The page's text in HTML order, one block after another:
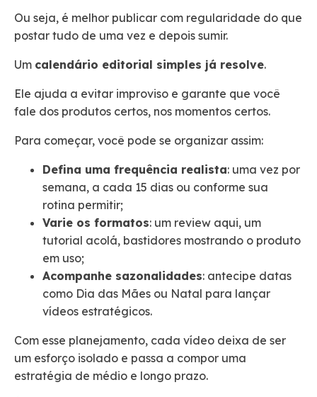
Ou seja, é melhor publicar com regularidade do que
postar tudo de uma vez e depois sumir.
Um calendário editorial simples já resolve.
Ele ajuda a evitar improviso e garante que você
fale dos produtos certos, nos momentos certos.
Para começar, você pode se organizar assim:
Defina uma frequência realista: uma vez por
semana, a cada 15 dias ou conforme sua
rotina permitir;
Varie os formatos: um review aqui, um
tutorial acolá, bastidores mostrando o produto
em uso;
Acompanhe sazonalidades: antecipe datas
como Dia das Mães ou Natal para lançar
vídeos estratégicos.
Com esse planejamento, cada vídeo deixa de ser
um esforço isolado e passa a compor uma
estratégia de médio e longo prazo.